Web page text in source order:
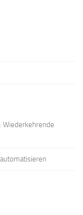
Wiederkehrende